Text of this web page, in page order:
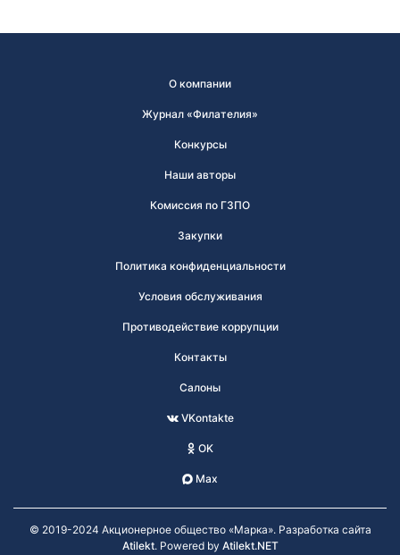
О компании
Журнал «Филателия»
Конкурсы
Наши авторы
Комиссия по ГЗПО
Закупки
Политика конфиденциальности
Условия обслуживания
Противодействие коррупции
Контакты
Салоны
VKontakte
OK
Max
© 2019-2024 Акционерное общество «Марка». Разработка сайта
Atilekt. Powered by Atilekt.NET